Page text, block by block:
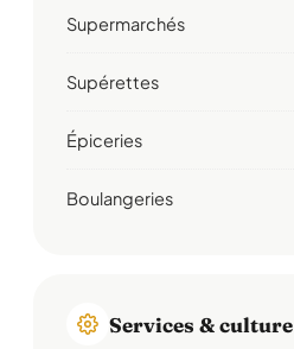
Supermarchés
Supérettes
Épiceries
Boulangeries
Services & culture